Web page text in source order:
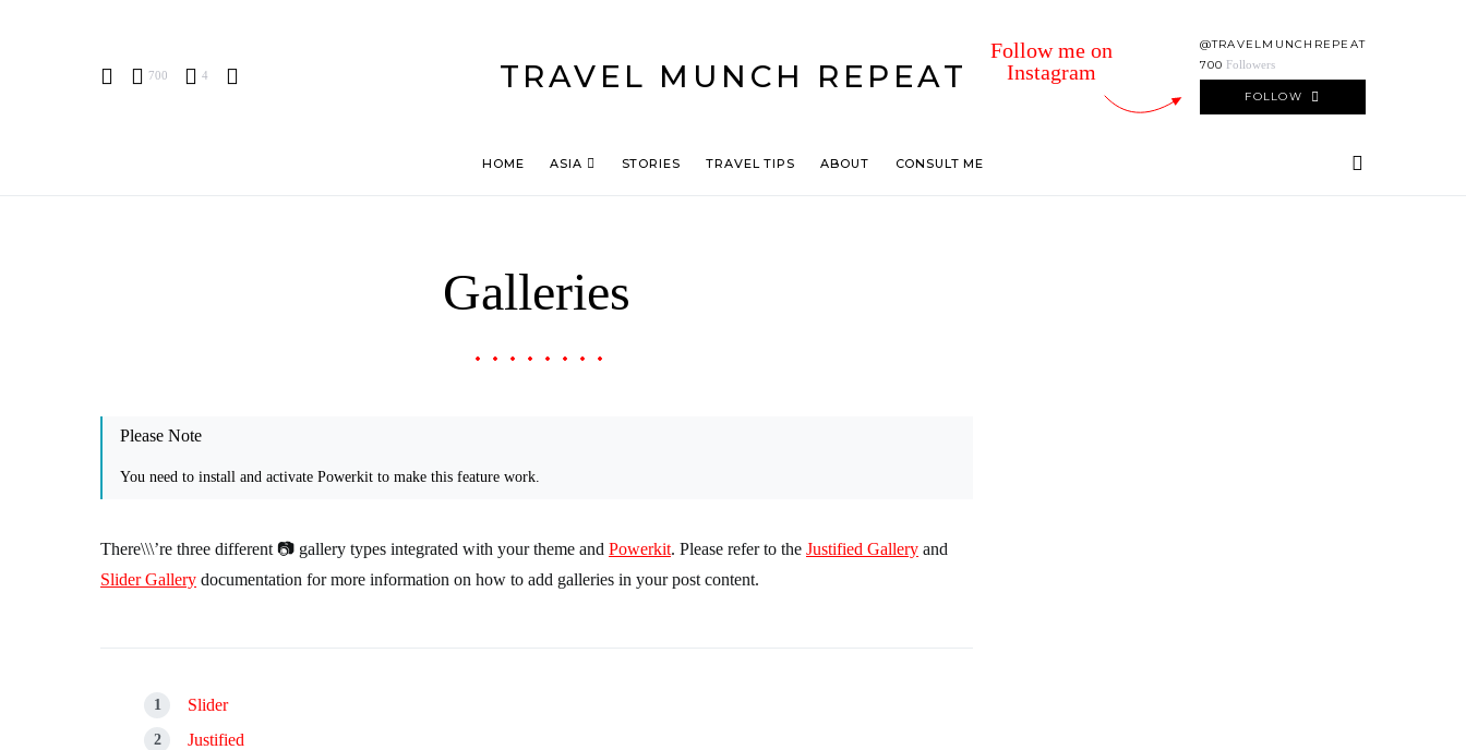
700 4 TRAVEL MUNCH REPEAT
Follow me on
Instagram
@TRAVELMUNCHREPEAT
700 Followers
FOLLOW
HOME ASIA STORIES TRAVEL TIPS ABOUT CONSULT ME
Galleries
Please Note
You need to install and activate Powerkit to make this feature work.
There\\\’re three different 📷 gallery types integrated with your theme and Powerkit. Please refer to the Justified Gallery and
Slider Gallery documentation for more information on how to add galleries in your post content.
Slider
Justified